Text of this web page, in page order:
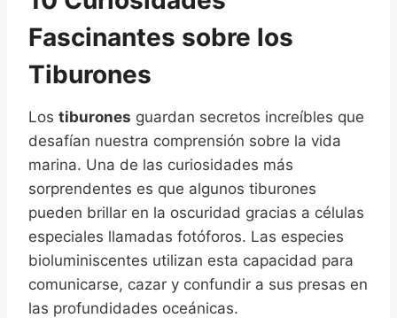
Fascinantes sobre los
Tiburones
Los tiburones guardan secretos increíbles que
desafían nuestra comprensión sobre la vida
marina. Una de las curiosidades más
sorprendentes es que algunos tiburones
pueden brillar en la oscuridad gracias a células
especiales llamadas fotóforos. Las especies
bioluminiscentes utilizan esta capacidad para
comunicarse, cazar y confundir a sus presas en
las profundidades oceánicas.